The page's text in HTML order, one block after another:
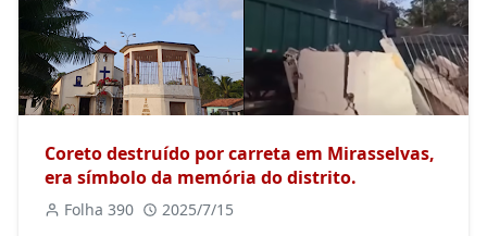
Coreto destruído por carreta em Mirasselvas,
era símbolo da memória do distrito.
Folha 390 2025/7/15